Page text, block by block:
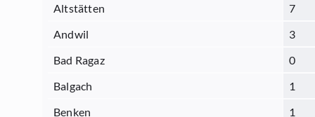
Altstätten
7
Andwil
3
Bad Ragaz
0
Balgach
1
Benken
1